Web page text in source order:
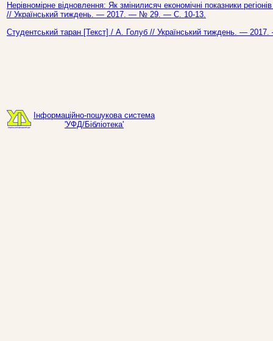
Нерівномірне відновлення: Як змінилисяч економічні показники
// Український тиждень. — 2017. — № 29. — С. 10-13.
Студентський таран [Текст] / А. Голуб // Український тиждень. —
Інформаційно-пошукова система
'УФД/Бібліотека'